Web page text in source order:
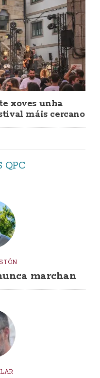
xoves unha
máis cercano
QPC
marchan